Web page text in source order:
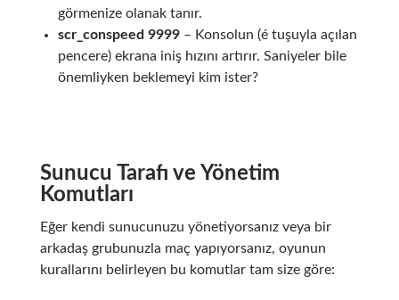
görmenize olanak tanır.
scr_conspeed 9999– Konsolun (é tuşuyla açılan
pencere) ekrana iniş hızını artırır. Saniyeler bile
önemliyken beklemeyi kim ister?
Sunucu Tarafı ve Yönetim
Komutları
Eğer kendi sunucunuzu yönetiyorsanız veya bir
arkadaş grubunuzla maç yapıyorsanız, oyunun
kurallarını belirleyen bu komutlar tam size göre: